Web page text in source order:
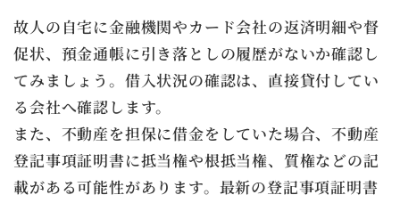
故人の自宅に金融機関やカード会社の返済明細や督
促状、預金通帳に引き落としの履歴がないか確認し
てみましょう。借入状況の確認は、直接貸付してい
る会社へ確認します。
また、不動産を担保に借金をしていた場合、不動産
登記事項証明書に抵当権や根抵当権、質権などの記
載がある可能性があります。最新の登記事項証明書